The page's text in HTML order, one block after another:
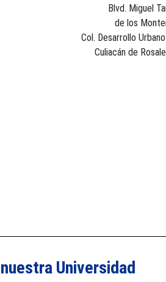
Blvd. Miguel
de los
Col. Desarrollo
Culiacán de
Universidad